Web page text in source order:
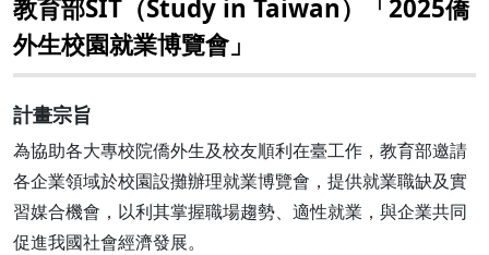
教育部SIT（Study in Taiwan）「2025僑
外生校園就業博覽會」
計畫宗旨
為協助各大專校院僑外生及校友順利在臺工作，教育部邀請
各企業領域於校園設攤辦理就業博覽會，提供就業職缺及實
習媒合機會，以利其掌握職場趨勢、適性就業，與企業共同
促進我國社會經濟發展。